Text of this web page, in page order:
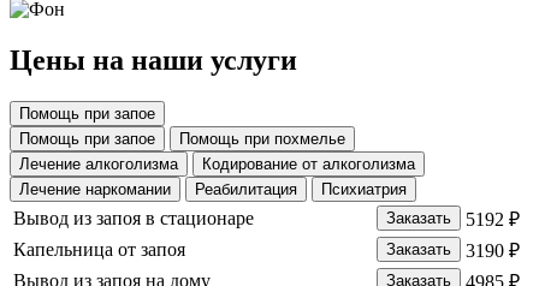
Цены на наши услуги
Помощь при запое
Помощь при запое
Помощь при похмелье
Лечение алкоголизма
Кодирование от алкоголизма
Лечение наркомании
Реабилитация Психиатрия
Вывод из запоя в стационаре Заказать
5192 ₽
Капельница от запоя
Заказать
3190 ₽
Вывод из запоя на дому
Заказать